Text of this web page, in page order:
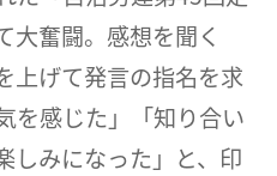
大奮闘。感想を聞く
上げて発言の指名を求
を感じた」「知り合い
しみになった」と、印